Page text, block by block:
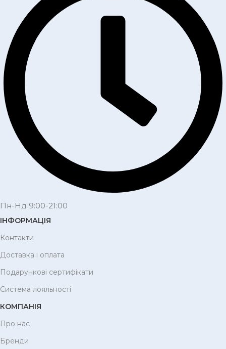
Пн-Нд 9:00-21:00
ІНФОРМАЦІЯ
Контакти
Доставка і оплата
Подарункові сертифікати
Система лояльності
КОМПАНІЯ
Про нас
Бренди